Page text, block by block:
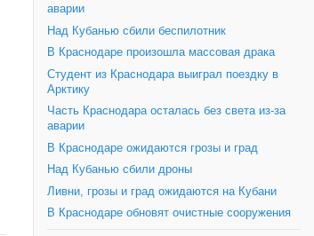
аварии
Над Кубанью сбили беспилотник
В Краснодаре произошла массовая драка
Студент из Краснодара выиграл поездку в
Арктику
Часть Краснодара осталась без света из-за
аварии
В Краснодаре ожидаются грозы и град
Над Кубанью сбили дроны
Ливни, грозы и град ожидаются на Кубани
В Краснодаре обновят очистные сооружения